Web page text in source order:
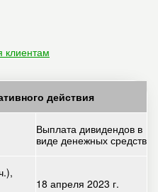
действия
Выплата дивидендов в
виде денежных средств
18 апреля 2023 г.